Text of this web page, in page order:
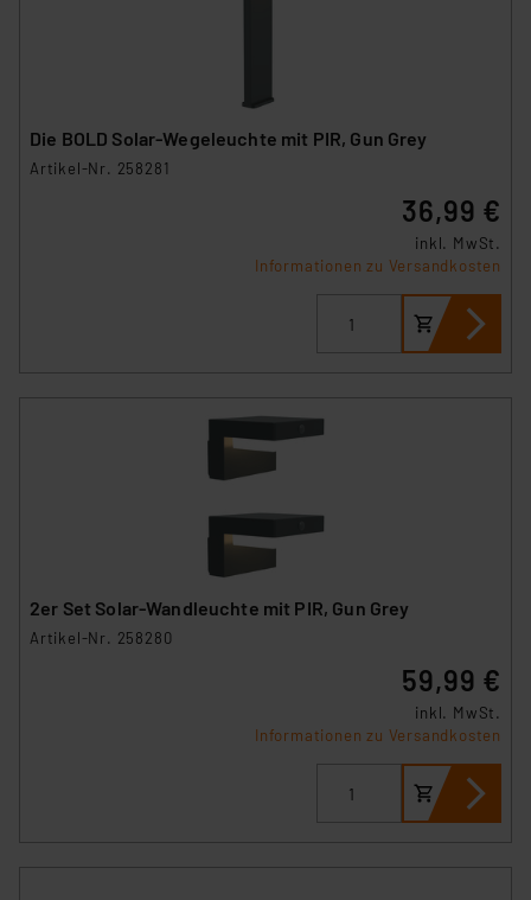
Die BOLD Solar-Wegeleuchte mit PIR, Gun Grey
Artikel-Nr. 258281
36,99 €
inkl. MwSt.
Informationen zu Versandkosten
2er Set Solar-Wandleuchte mit PIR, Gun Grey
Artikel-Nr. 258280
59,99 €
inkl. MwSt.
Informationen zu Versandkosten